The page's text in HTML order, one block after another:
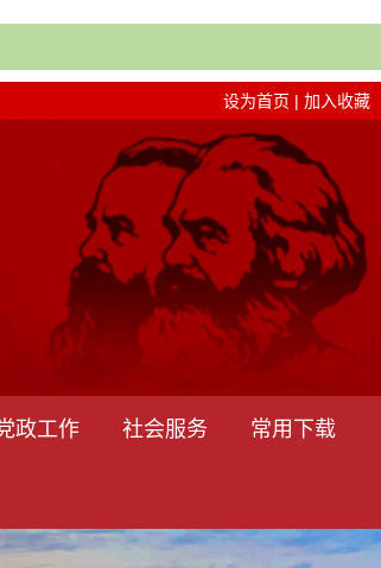
设为首页 | 加入收藏
政工作 社会服务 常用下载